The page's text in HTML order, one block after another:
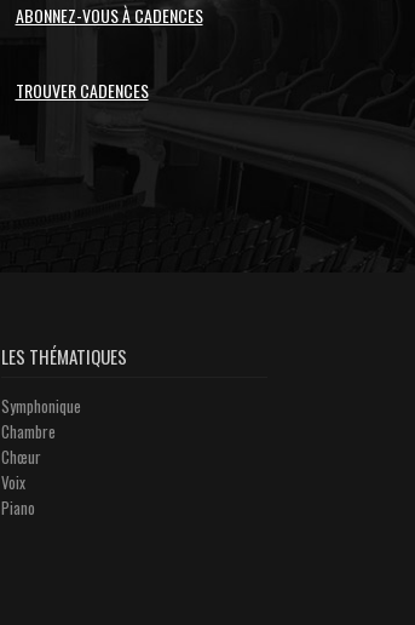
ABONNEZ-VOUS À CADENCES
TROUVER CADENCES
LES THÉMATIQUES
Symphonique
Chambre
Chœur
Voix
Piano